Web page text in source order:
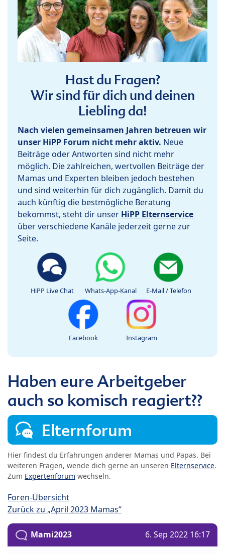
Hast du Fragen?
Wir sind für dich und deinen
Liebling da!
Nach vielen gemeinsamen Jahren betreuen wir
unser HiPP Forum nicht mehr aktiv. Neue
Beiträge oder Antworten sind nicht mehr
möglich. Die zahlreichen, wertvollen Beiträge der
Mamas und Experten bleiben jedoch bestehen
und sind weiterhin für dich zugänglich. Damit du
auch künftig die bestmögliche Beratung
bekommst, steht dir unser HiPP Elternservice
über verschiedene Kanäle jederzeit gerne zur
Seite.
HiPP Live Chat Whats-App-Kanal E-Mail / Telefon
Facebook Instagram
Haben eure Arbeitgeber
auch so komisch reagiert??
Elternforum
Hier findest du Erfahrungen anderer Mamas und Papas. Bei
weiteren Fragen, wende dich gerne an unseren Elternservice.
Zum Expertenforum wechseln.
Foren-Übersicht
Zurück zu „April 2023 Mamas“
Mami2023 6. Sep 2022 16:17